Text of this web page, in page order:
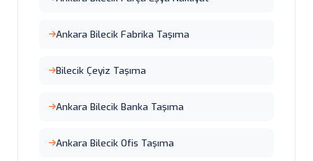
Ankara Bilecik Fabrika Taşıma
Bilecik Çeyiz Taşıma
Ankara Bilecik Banka Taşıma
Ankara Bilecik Ofis Taşıma